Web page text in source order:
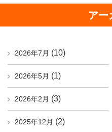
アー
2026年7月 (10)
2026年5月 (1)
2026年2月 (3)
2025年12月 (2)